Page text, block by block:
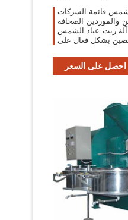
قائمة الشركات
والموردين الصحافة
زيت عباد الشمس
احصل على السعر